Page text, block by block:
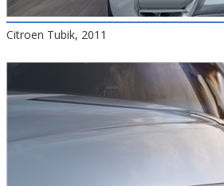
Citroen Tubik, 2011